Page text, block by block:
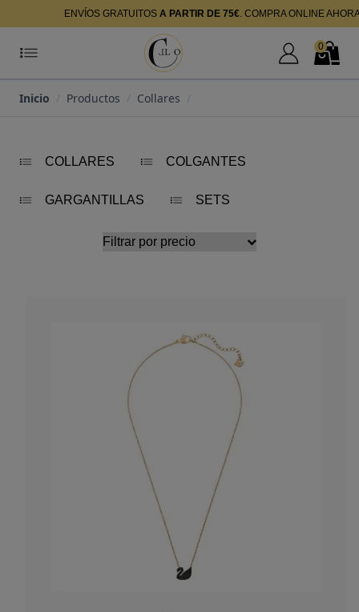
ENVÍOS GRATUITOS A PARTIR DE 75€. COMPRA ONLINE
Mi Cuenta
Mi
0
Inicio / Productos / Collares /
COLLARES COLGANTES
GARGANTILLAS SETS